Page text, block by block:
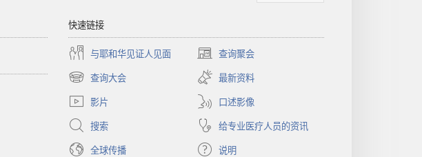
快速链接
与耶和华见证人见面 查询聚会
（打
开
新
窗
口）
查询大会
（打
开
新
窗
口）
最新资料
影片
口述影像
搜索
给专业医疗人员的资讯
全球传播
说明